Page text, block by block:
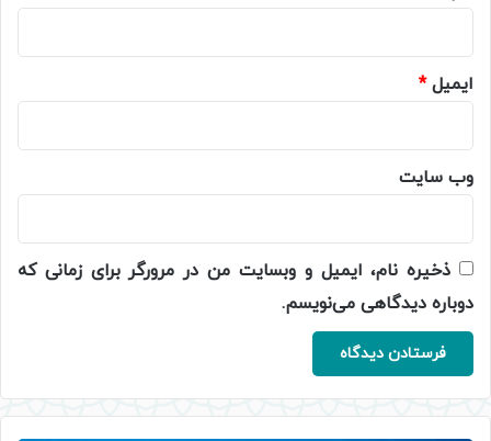
ایمیل*
وب‌ سایت
ذخیره نام، ایمیل و وبسایت من در مرورگر برای زمانی که
دوباره دیدگاهی می‌نویسم.